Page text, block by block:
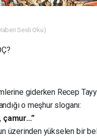
Sesli Oku)
giderken Recep
o meşhur sloganı:
çamur…”
üzerinden yükselen bir